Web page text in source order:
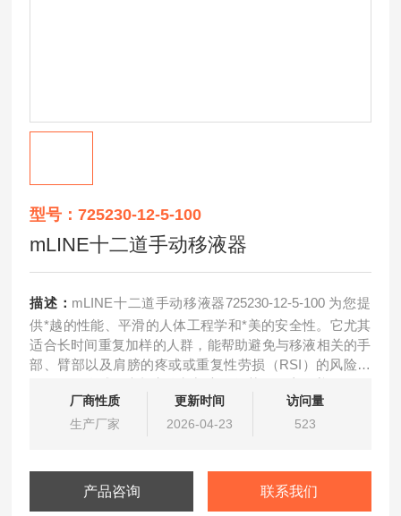
型号：725230-12-5-100
mLINE十二道手动移液器
描述： mLINE十二道手动移液器725230-12-5-100 为您提
供*越的性能、平滑的人体工程学和*美的安全性。它尤其
适合长时间重复加样的人群，能帮助避免与移液相关的手
部、臂部以及肩膀的疼或或重复性劳损（RSI）的风险。
—10ml的全部量程，同时有单道和多道型号可供选择。
厂商性质
生产厂家
更新时间
2026-04-23
访问量
523
产品咨询 联系我们